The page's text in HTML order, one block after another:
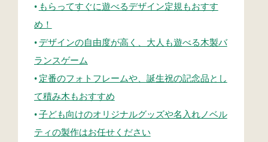
もらってすぐに遊べるデザイン定規もおすす
め！
デザインの自由度が高く、大人も遊べる木製バ
ランスゲーム
定番のフォトフレームや、誕生祝の記念品とし
て積み木もおすすめ
子ども向けのオリジナルグッズや名入れノベル
ティの製作はお任せください